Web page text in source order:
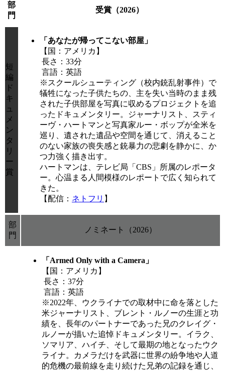
部
門
受賞（2026）
短
編
ド
キ
ュ
メ
ン
タ
リ
ー
賞
「あなたが帰ってこない部屋」
【国：アメリカ】
長さ：33分
言語：英語
※スクールシューティング（校内銃乱射事件）で
犠牲になった子供たちの、主を失い当時のまま残
された子供部屋を写真に収めるプロジェクトを追
ったドキュメンタリー。ジャーナリスト、スティ
ーヴ・ハートマンと写真家ルー・ボップが全米を
巡り、遺された遺品や空間を通じて、消えること
のない家族の喪失感と銃暴力の悲劇を静かに、か
つ力強く描き出す。
ハートマンは、テレビ局「CBS」所属のレポータ
ー。心温まる人間模様のレポートで広く知られて
きた。
【配信： ネトフリ 】
部
門
ノミネート（2026）
「Armed Only with a Camera」
【国：アメリカ】
長さ：37分
言語：英語
※2022年、ウクライナでの取材中に命を落とした
米ジャーナリスト、ブレント・ルノーの生涯と功
績を、長年のパートナーであった兄のクレイグ・
ルノーが描いた追悼ドキュメンタリー。イラク、
ソマリア、ハイチ、そして最期の地となったウク
ライナ。カメラだけを武器に世界の紛争地や人道
的危機の最前線を走り続けた兄弟の記録を通じ、